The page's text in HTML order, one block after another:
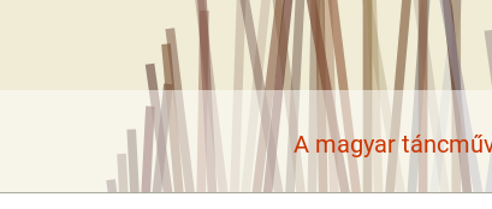
A magyar